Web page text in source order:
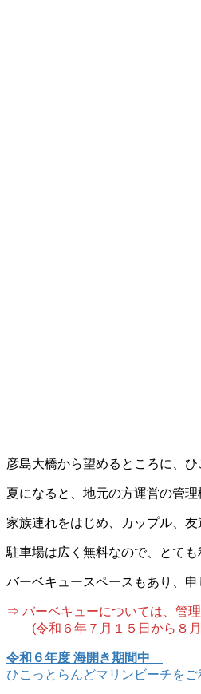
彦島大橋から望めるところに、
夏になると、地元の方運営の管
家族連れをはじめ、カップル、
駐車場は広く無料なので、とても
バーベキュースペースもあり、
⇒ バーベキューについては、管
(令和６年７月１５日から８月
令和６年度 海開き期間中
ひこっとらんどマリンビーチを